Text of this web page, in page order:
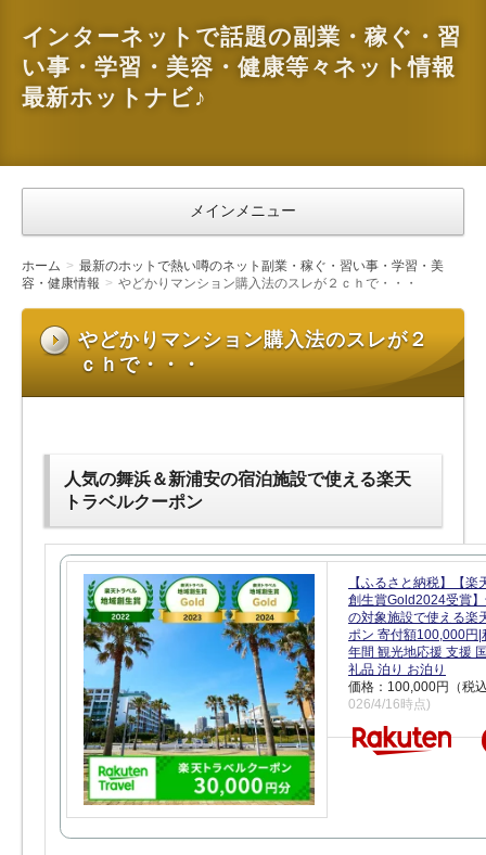
インターネットで話題の副業・稼ぐ・習
い事・学習・美容・健康等々ネット情報
最新ホットナビ♪
メインメニュー
ホーム
最新のホットで熱い噂のネット副業・稼ぐ・習い事・学習・美
容・健康情報
やどかりマンション購入法のスレが２ｃｈで・・・
やどかりマンション購入法のスレが２
ｃｈで・・・
人気の舞浜＆新浦安の宿泊施設で使える楽天
トラベルクーポン
【ふるさと納税】【楽
創生賞Gold2024受賞
の対象施設で使える楽
ポン 寄付額100,000円|
年間 観光地応援 支援
礼品 泊り お泊り
価格：100,000円（税
026/4/16時点)